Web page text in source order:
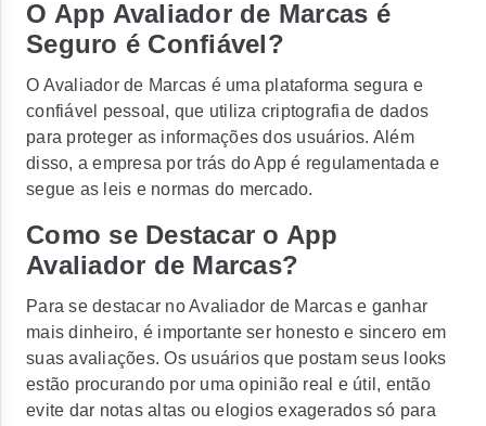
O App Avaliador de Marcas é
Seguro é Confiável?
O Avaliador de Marcas é uma plataforma segura e
confiável pessoal, que utiliza criptografia de dados
para proteger as informações dos usuários. Além
disso, a empresa por trás do App é regulamentada e
segue as leis e normas do mercado.
Como se Destacar o App
Avaliador de Marcas?
Para se destacar no Avaliador de Marcas e ganhar
mais dinheiro, é importante ser honesto e sincero em
suas avaliações. Os usuários que postam seus looks
estão procurando por uma opinião real e útil, então
evite dar notas altas ou elogios exagerados só para